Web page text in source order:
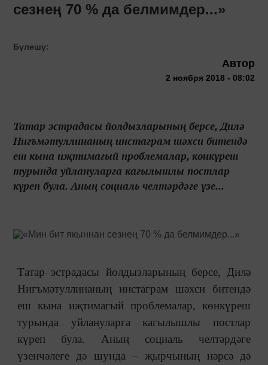
сезнең 70 % да белмимдер...»
Бүлешү:
Автор
2 ноября 2018 - 08:02
Татар эстрадасы йолдызларының берсе, Дилә
Нигъмәтуллинаның инстаграм шәхси битендә
еш кына иҗтимагый проблемалар, көнкүреш
турында уйлануларга кагылышлы постлар
күреп була. Аның социаль челтәрдәге үзе...
Татар эстрадасы йолдызларының берсе, Дилә
Нигъмәтуллинаның инстаграм шәхси битендә
еш кына иҗтимагый проблемалар, көнкүреш
турында уйлануларга кагылышлы постлар
күреп була. Аның социаль челтәрдәге
үзенчәлеге дә шунда – җырчының нәрсә дә